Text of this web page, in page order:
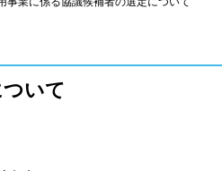
いて